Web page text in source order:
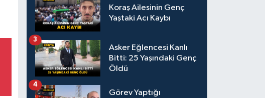
Koraş Ailesinin Genç
Yaştaki Acı Kaybı
Asker Eğlencesi Kanlı
Bitti: 25 Yaşındaki Genç
Öldü
3
Görev Yaptığı
4